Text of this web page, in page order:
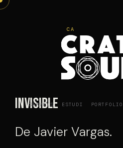
Vés
SERVEIS ESTUDI PORTFOLIO
CA
Invisible
De Javier Vargas.